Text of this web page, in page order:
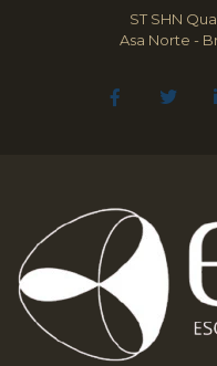
ST SHN
Asa Norte -